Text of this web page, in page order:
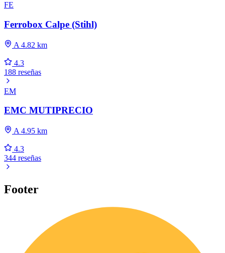
FE
Ferrobox Calpe (Stihl)
A 4.82 km
4.3
188 reseñas
EM
EMC MUTIPRECIO
A 4.95 km
4.3
344 reseñas
Footer